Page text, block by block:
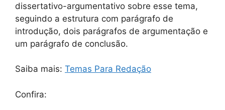
dissertativo-argumentativo sobre esse tema,
seguindo a estrutura com parágrafo de
introdução, dois parágrafos de argumentação e
um parágrafo de conclusão.
Saiba mais: Temas Para Redação
Confira: